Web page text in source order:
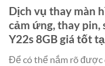
Dịch vụ thay màn
cảm ứng, thay
Y22s 8GB giá tốt
Để có thể nắm rõ được